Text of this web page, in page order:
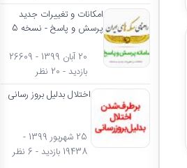
امکانات و تغییرات جدید
پرسش و پاسخ - نسخه 5
20 آبان 1399 - 26609
بازدید - 20 نظر
اختلال بدلیل بروز رسانی
25 شهریور 1399 -
19438 بازدید - 6 نظر